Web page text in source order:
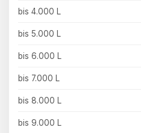
bis 4.000 L
bis 5.000 L
bis 6.000 L
bis 7.000 L
bis 8.000 L
bis 9.000 L